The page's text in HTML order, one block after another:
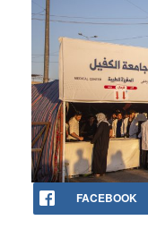
FACEBOOK